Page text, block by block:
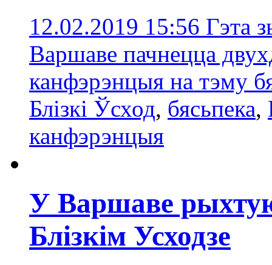
12.02.2019 15:56 Гэта
Варшаве пачнецца
канфэрэнцыя на тэму
Блізкi Ўсход, бясьпека,
канфэрэнцыя
У Варшаве
Блізкім Усходзе